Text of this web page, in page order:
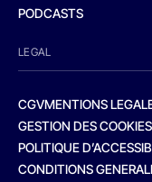
PODCASTS
LEGAL
CGVMENTIONS
GESTION DES COOKIES
POLITIQUE
CONDITIONS